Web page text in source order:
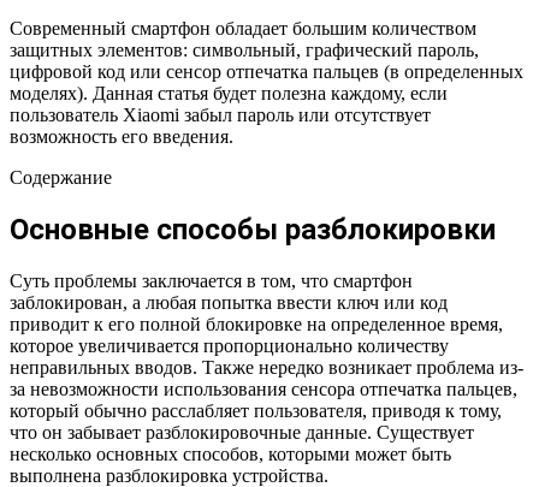
Современный смартфон обладает большим количеством
защитных элементов: символьный, графический пароль,
цифровой код или сенсор отпечатка пальцев (в определенных
моделях). Данная статья будет полезна каждому, если
пользователь Xiaomi забыл пароль или отсутствует
возможность его введения.
Содержание
Основные способы разблокировки
Суть проблемы заключается в том, что смартфон
заблокирован, а любая попытка ввести ключ или код
приводит к его полной блокировке на определенное время,
которое увеличивается пропорционально количеству
неправильных вводов. Также нередко возникает проблема из-
за невозможности использования сенсора отпечатка пальцев,
который обычно расслабляет пользователя, приводя к тому,
что он забывает разблокировочные данные. Существует
несколько основных способов, которыми может быть
выполнена разблокировка устройства.